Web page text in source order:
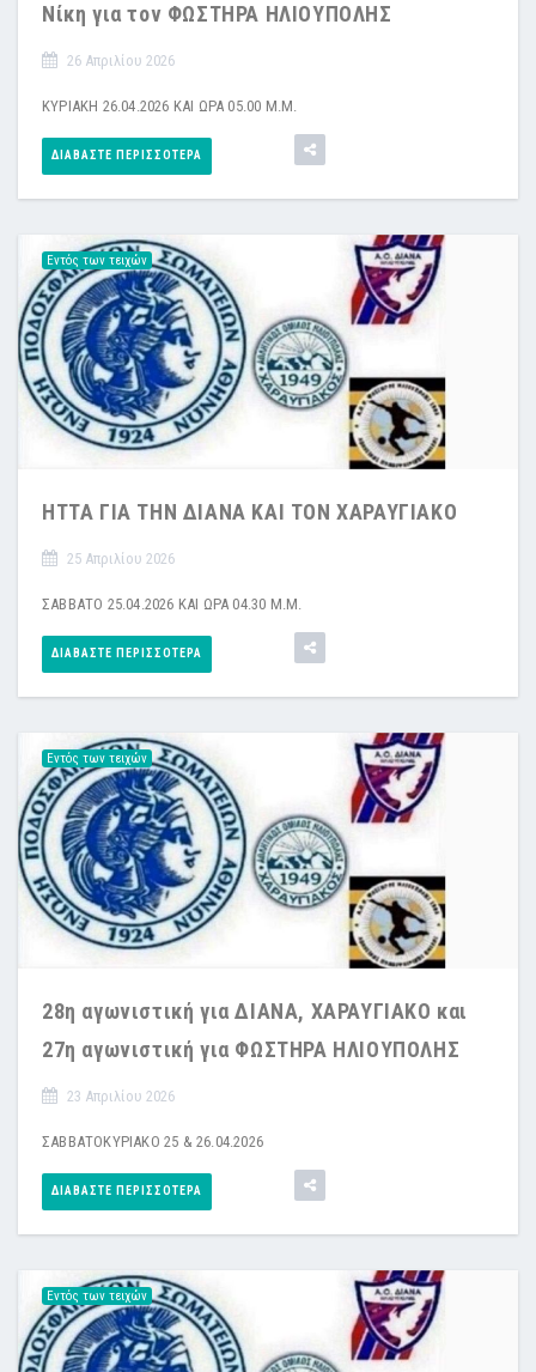
Νίκη για τον ΦΩΣΤΗΡΑ ΗΛΙΟΥΠΟΛΗΣ
26 Απριλίου 2026
ΚΥΡΙΑΚΗ 26.04.2026 ΚΑΙ ΩΡΑ 05.00 Μ.Μ.
ΔΙΑΒΆΣΤΕ ΠΕΡΙΣΣΌΤΕΡΑ
Εντός των τειχών
ΗΤΤΑ ΓΙΑ ΤΗΝ ΔΙΑΝΑ ΚΑΙ ΤΟΝ ΧΑΡΑΥΓΙΑΚΟ
25 Απριλίου 2026
ΣΑΒΒΑΤΟ 25.04.2026 ΚΑΙ ΩΡΑ 04.30 Μ.Μ.
ΔΙΑΒΆΣΤΕ ΠΕΡΙΣΣΌΤΕΡΑ
Εντός των τειχών
28η αγωνιστική για ΔΙΑΝΑ, ΧΑΡΑΥΓΙΑΚΟ και
27η αγωνιστική για ΦΩΣΤΗΡΑ ΗΛΙΟΥΠΟΛΗΣ
23 Απριλίου 2026
ΣΑΒΒΑΤΟΚΥΡΙΑΚΟ 25 & 26.04.2026
ΔΙΑΒΆΣΤΕ ΠΕΡΙΣΣΌΤΕΡΑ
Εντός των τειχών